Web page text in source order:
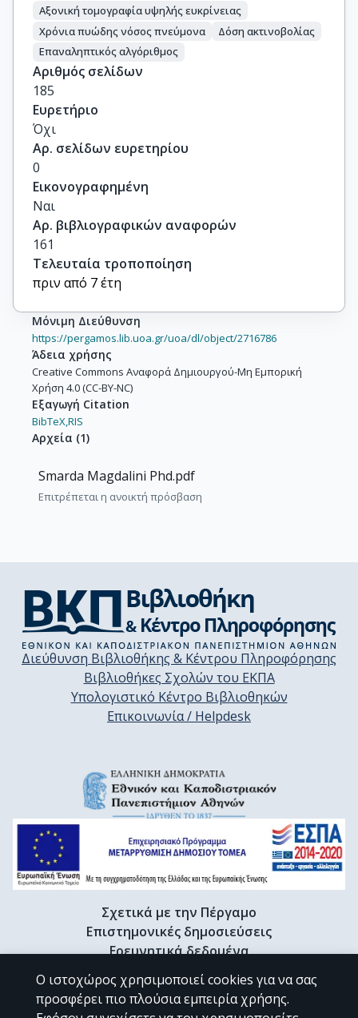
Αξονική τομογραφία υψηλής ευκρίνειας
Χρόνια πυώδης νόσος πνεύμονα
Δόση ακτινοβολίας
Επαναληπτικός αλγόριθμος
Αριθμός σελίδων
185
Ευρετήριο
Όχι
Αρ. σελίδων ευρετηρίου
0
Εικονογραφημένη
Ναι
Αρ. βιβλιογραφικών αναφορών
161
Τελευταία τροποποίηση
πριν από 7 έτη
Μόνιμη Διεύθυνση
https://pergamos.lib.uoa.gr/uoa/dl/object/2716786
Άδεια χρήσης
Creative Commons Αναφορά Δημιουργού-Μη Εμπορική
Χρήση 4.0 (CC-BY-NC)
Εξαγωγή Citation
BibTeX,RIS
Αρχεία (1)
Smarda Magdalini Phd.pdf
Επιτρέπεται η ανοικτή πρόσβαση
Διεύθυνση Βιβλιοθήκης & Κέντρου Πληροφόρησης
Βιβλιοθήκες Σχολών του ΕΚΠΑ
Υπολογιστικό Κέντρο Βιβλιοθηκών
Επικοινωνία / Helpdesk
Σχετικά με την Πέργαμο
Επιστημονικές δημοσιεύσεις
Ερευνητικά δεδομένα
Διδακτορικές διατριβές & Γκρίζα βιβλιογραφία
Προφίλ Ερευνητή
Ο ιστοχώρος χρησιμοποιεί cookies για να σας
προσφέρει πιο πλούσια εμπειρία χρήσης.